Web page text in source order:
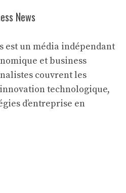
News
est un média indépendant
et business
couvrent les
technologique,
d’entreprise en